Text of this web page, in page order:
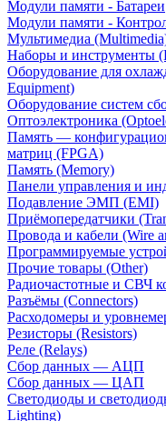
Модули памяти - Батареи
Модули памяти -
Мультимедиа
Наборы и инструменты
Оборудование для
Equipment)
Оборудование систем
Оптоэлектроника
Память —
матриц (FPGA)
Память (Memory)
Панели управления и
Подавление ЭМП (EMI)
Приёмопередатчики
Провода и кабели (Wire
Программируемые
Прочие товары (Other)
Радиочастотные и СВЧ
Разъёмы (Connectors)
Расходомеры и
Резисторы (Resistors)
Реле (Relays)
Сбор данных — АЦП
Сбор данных — ЦАП
Светодиоды и
Lighting)